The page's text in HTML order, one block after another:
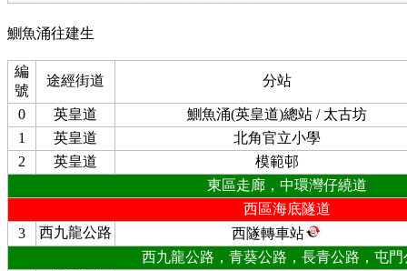
鰂魚涌往建生
編
號
途經街道 分站
0 英皇道
鰂魚涌(英皇道)總站 / 太古坊
1
英皇道
北角官立小學
2
英皇道
模範邨
東區走廊，中環灣仔繞道
西區海底隧道
3
西九龍公路
西隧轉車站
西九龍公路，青葵公路，長青公路，屯門